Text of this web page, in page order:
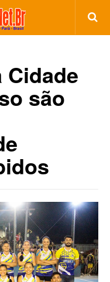
Cidade
são